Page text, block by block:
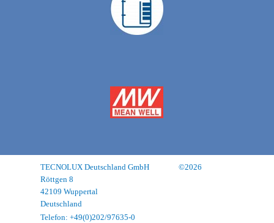
TECNOLUX Deutschland GmbH
Röttgen 8
42109 Wuppertal
Deutschland
Telefon: +49(0)202/97635-0
©2026